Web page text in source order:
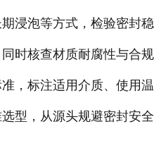
浸泡等方式，检验密封稳
时核查材质耐腐性与合规
，标注适用介质、使用温
型，从源头规避密封安全